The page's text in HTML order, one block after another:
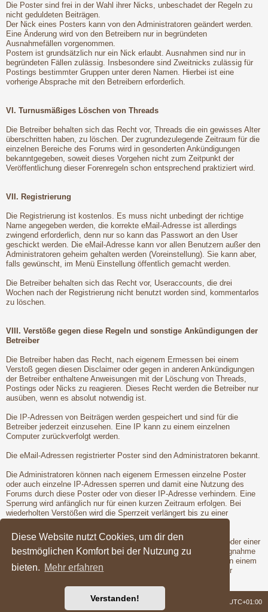
Diese Website nutzt Cookies, um dir den
bestmöglichen Komfort bei der Nutzung zu
bieten. Mehr erfahren
Verstanden!
Die Poster sind frei in der Wahl ihrer Nicks, unbeschadet der Regeln zu
nicht geduldeten Beiträgen.
Der Nick eines Posters kann von den Administratoren geändert werden.
Eine Änderung wird von den Betreibern nur in begründeten
Ausnahmefällen vorgenommen.
Postern ist grundsätzlich nur ein Nick erlaubt. Ausnahmen sind nur in
begründeten Fällen zulässig. Insbesondere sind Zweitnicks zulässig für
Postings bestimmter Gruppen unter deren Namen. Hierbei ist eine
vorherige Absprache mit den Betreibern erforderlich.
VI. Turnusmäßiges Löschen von Threads
Die Betreiber behalten sich das Recht vor, Threads die ein gewisses Alter
überschritten haben, zu löschen. Der zugrundezulegende Zeitraum für die
einzelnen Bereiche des Forums wird in gesonderten Ankündigungen
bekanntgegeben, soweit dieses Vorgehen nicht zum Zeitpunkt der
Veröffentlichung dieser Forenregeln schon entsprechend praktiziert wird.
VII. Registrierung
Die Registrierung ist kostenlos. Es muss nicht unbedingt der richtige
Name angegeben werden, die korrekte eMail-Adresse ist allerdings
zwingend erforderlich, denn nur so kann das Passwort an den User
geschickt werden. Die eMail-Adresse kann vor allen Benutzern außer den
Administratoren geheim gehalten werden (Voreinstellung). Sie kann aber,
falls gewünscht, im Menü Einstellung öffentlich gemacht werden.
Die Betreiber behalten sich das Recht vor, Useraccounts, die drei
Wochen nach der Registrierung nicht benutzt worden sind, kommentarlos
zu löschen.
VIII. Verstöße gegen diese Regeln und sonstige Ankündigungen der
Betreiber
Die Betreiber haben das Recht, nach eigenem Ermessen bei einem
Verstoß gegen diesen Disclaimer oder gegen in anderen Ankündigungen
der Betreiber enthaltene Anweisungen mit der Löschung von Threads,
Postings oder Nicks zu reagieren. Dieses Recht werden die Betreiber nur
ausüben, wenn es absolut notwendig ist.
Die IP-Adressen von Beiträgen werden gespeichert und sind für die
Betreiber jederzeit einzusehen. Eine IP kann zu einem einzelnen
Computer zurückverfolgt werden.
Die eMail-Adressen registrierter Poster sind den Administratoren bekannt.
Die Administratoren können nach eigenem Ermessen einzelne Poster
oder auch einzelne IP-Adressen sperren und damit eine Nutzung des
Forums durch diese Poster oder von dieser IP-Adresse verhindern. Eine
Sperrung wird anfänglich nur für einen kurzen Zeitraum erfolgen. Bei
wiederholten Verstößen wird die Sperrzeit verlängert bis zu einer
Vor der Löschung eines Nicks oder der Sperrung eines Posters oder einer
IP-Adresse wird dem betroffenen Poster Gelegenheit zur Stellungnahme
gegeben. Dies ist jedoch nur dann möglich, wenn der Verstoß von einem
registrierten Poster begangen wird. Erst nach der Gelegenheit zur
UTC+01:00